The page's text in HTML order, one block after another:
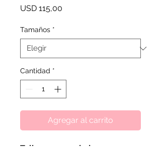
USD 115,00
Tamaños *
Cantidad *
Agregar al carrito
Talla recomendada: un